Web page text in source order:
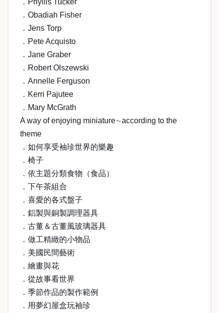
．Phyllis Tucker
．Obadiah Fisher
．Jens Torp
．Pete Acquisto
．Jane Graber
．Robert Olszewski
．Annelle Ferguson
．Kerri Pajutee
．Mary McGrath
A way of enjoying miniature∼according to the
theme
．如何享受袖珍世界的樂趣
．椅子
．依主題分類食物（食品）
．下午茶組合
．喜愛的各式盤子
．鋁製與銅製調理器具
．古董＆古董風玻璃器具
．做工精緻的小物品
．美國民間藝術
．繪畫與花
．從故事看世界
．季節作品的製作範例
．用夢幻屋盒玩袖珍